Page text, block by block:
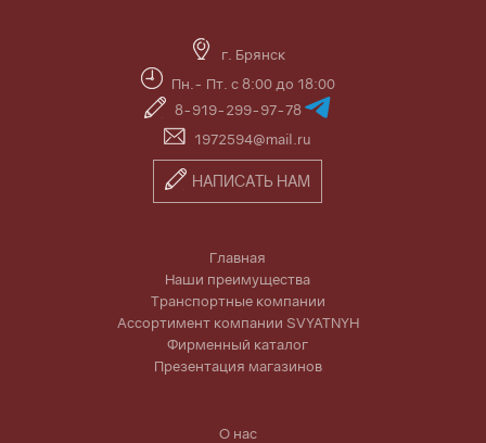
г. Брянск
Пн.- Пт. с 8:00 до 18:00
8-919-299-97-78
1972594@mail.ru
НАПИСАТЬ НАМ
Главная
Наши преимущества
Транспортные компании
Ассортимент компании SVYATNYH
Фирменный каталог
Презентация магазинов
О нас